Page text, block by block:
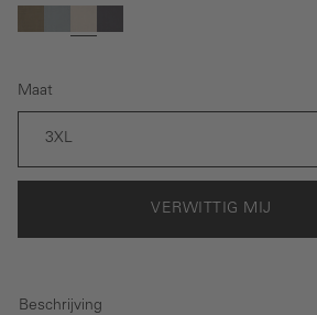
BruinGrijsBeigeDonkerblauw
Maat
3XL
VERWITTIG MIJ
Beschrijving